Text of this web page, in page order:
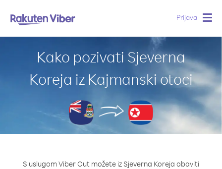
Prijava
Kako pozivati Sjeverna
Koreja iz Kajmanski otoci
S uslugom Viber Out možete iz Sjeverna Koreja obaviti